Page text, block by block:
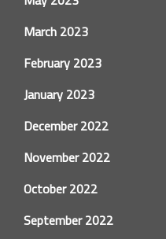
March 2023
February 2023
January 2023
December 2022
November 2022
October 2022
September 2022